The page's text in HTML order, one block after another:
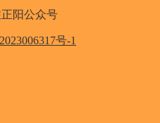
阳公众号
号-1